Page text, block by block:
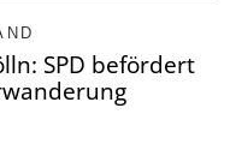
SPD befördert